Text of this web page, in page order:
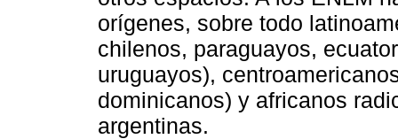
orígenes, sobre todo
chilenos, paraguayos,
uruguayos),
dominicanos) y africanos
argentinas.